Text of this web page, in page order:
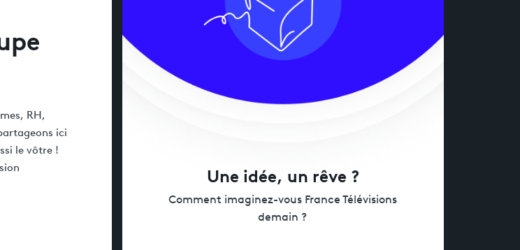
RH,
ici
le vôtre !
Une idée, un rêve ?
Comment imaginez-vous France Télévisions
demain ?